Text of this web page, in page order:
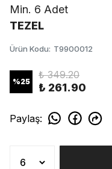
Min. 6 Adet
TEZEL
Ürün Kodu: T9900012
%25
₺ 349.20
₺ 261.90
Paylaş: